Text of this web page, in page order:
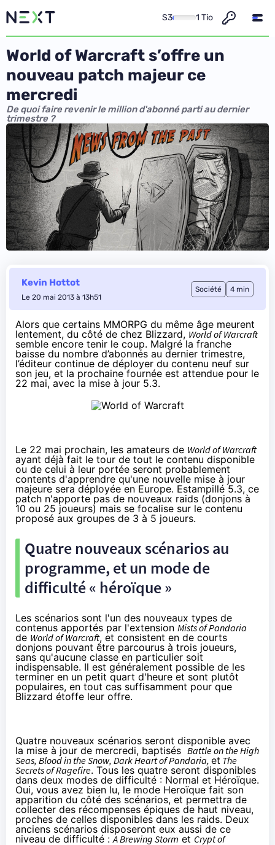
S3 1 Tio
World of Warcraft s’offre un
nouveau patch majeur ce
mercredi
De quoi faire revenir le million d'abonné parti au dernier
trimestre ?
Kevin Hottot
Le 20 mai 2013 à 13h51
Société 4 min
Alors que certains MMORPG du même âge meurent
lentement, du côté de chez Blizzard, World of Warcraft
semble encore tenir le coup. Malgré la franche
baisse du nombre d’abonnés au dernier trimestre,
l’éditeur continue de déployer du contenu neuf sur
son jeu, et la prochaine fournée est attendue pour le
22 mai, avec la mise à jour 5.3.
Le 22 mai prochain, les amateurs de World of Warcraft
ayant déjà fait le tour de tout le contenu disponible
ou de celui à leur portée seront probablement
contents d'apprendre qu'une nouvelle mise à jour
majeure sera déployée en Europe. Estampillé 5.3, ce
patch n'apporte pas de nouveaux raids (donjons à
10 ou 25 joueurs) mais se focalise sur le contenu
proposé aux groupes de 3 à 5 joueurs.
Quatre nouveaux scénarios au
programme, et un mode de
difficulté « héroïque »
Les scénarios sont l'un des nouveaux types de
contenus apportés par l'extension Mists of Pandaria
de World of Warcraft, et consistent en de courts
donjons pouvant être parcourus à trois joueurs,
sans qu'aucune classe en particulier soit
indispensable. Il est généralement possible de les
terminer en un petit quart d'heure et sont plutôt
populaires, en tout cas suffisamment pour que
Blizzard étoffe leur offre.
Quatre nouveaux scénarios seront disponible avec
la mise à jour de mercredi, baptisés Battle on the High
Seas, Blood in the Snow, Dark Heart of Pandaria, et The
Secrets of Ragefire. Tous les quatre seront disponibles
dans deux modes de difficulté : Normal et Héroïque.
Oui, vous avez bien lu, le mode Heroïque fait son
apparition du côté des scénarios, et permettra de
collecter des récompenses épiques de haut niveau,
proches de celles disponibles dans les raids. Deux
anciens scénarios disposeront eux aussi de ce
niveau de difficulté :A Brewing Storm et Crypt of